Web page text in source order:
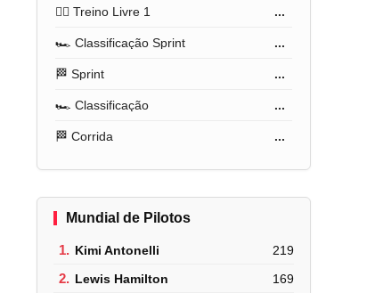
🏋️‍♂️ Treino Livre 1 ...
🏎️ Classificação Sprint ...
🏁 Sprint ...
🏎️ Classificação ...
🏁 Corrida ...
Mundial de Pilotos
1. Kimi Antonelli 219
2. Lewis Hamilton 169